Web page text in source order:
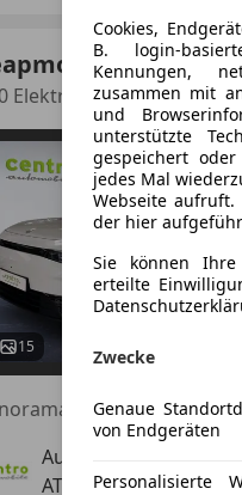
C10
Elektro 81,9kWh Design
15
Auto Centro GmbH &
AT-3100 St. Pölten
Cookies,
B. login-
Kennungen,
zusammen mit
und
unterstützte
gespeichert
jedes Mal
Webseite
der hier
Sie können Ihre
erteilte
Zwecke
Genaue
von Endgeräten
Personalisierte